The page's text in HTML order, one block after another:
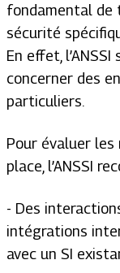
fondamental de
sécurité
En effet,
concerner des
particuliers.
Pour évaluer
place, l’ANSSI
- Des
intégrations
avec un SI